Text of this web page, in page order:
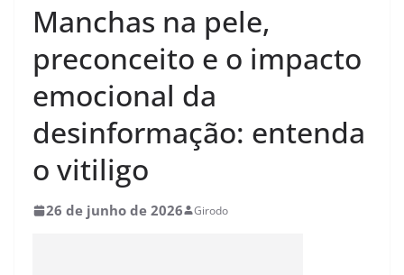
Manchas na pele,
preconceito e o impacto
emocional da
desinformação: entenda
o vitiligo
26 de junho de 2026 Girodo